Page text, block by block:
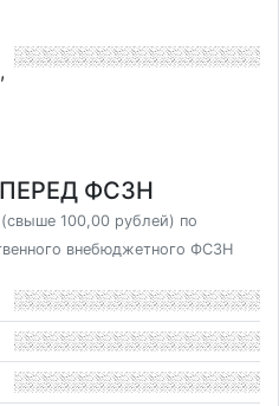
ФСЗН
100,00 рублей) по
внебюджетного ФСЗН